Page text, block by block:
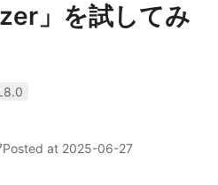
」を試してみ
Posted at 2025-06-27